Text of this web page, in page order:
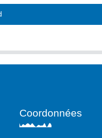
Coordonnées